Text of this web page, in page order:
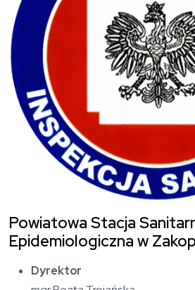
Powiatowa Stacja
Epidemiologiczna w
Dyrektor